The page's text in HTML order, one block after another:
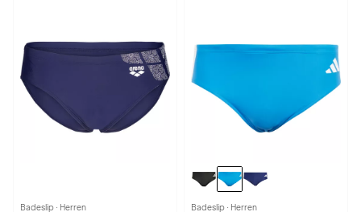
Badeslip · Herren Badeslip · Herren